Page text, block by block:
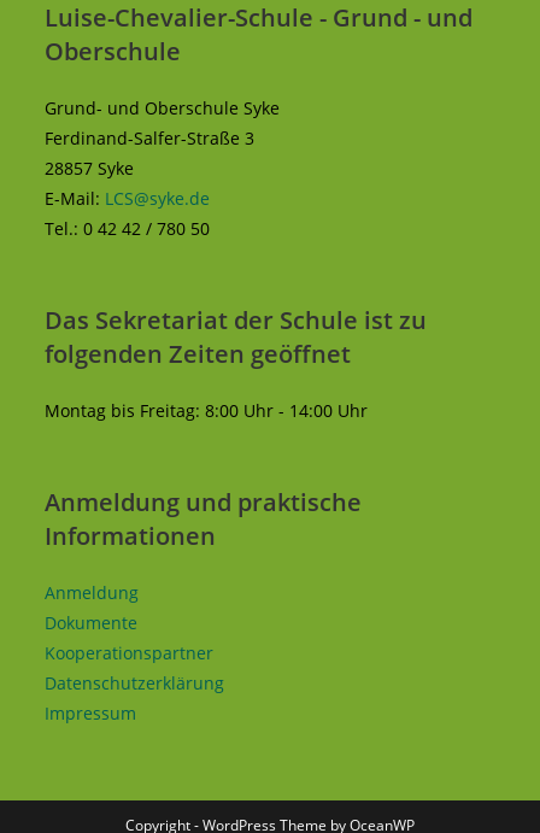
Luise-Chevalier-Schule - Grund - und
Oberschule
Grund- und Oberschule Syke
Ferdinand-Salfer-Straße 3
28857 Syke
E-Mail: LCS@syke.de
Tel.: 0 42 42 / 780 50
Das Sekretariat der Schule ist zu
folgenden Zeiten geöffnet
Montag bis Freitag: 8:00 Uhr - 14:00 Uhr
Anmeldung und praktische
Informationen
Anmeldung
Dokumente
Kooperationspartner
Datenschutzerklärung
Impressum
Copyright - WordPress Theme by OceanWP